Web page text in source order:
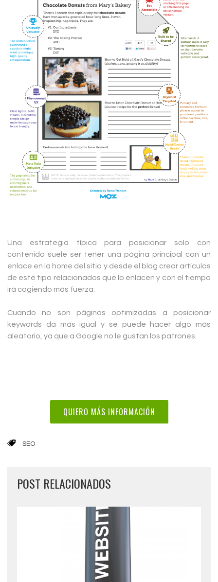
Una estrategia típica para posicionar solo con
contenido suele ser tener una página principal con un
enlace en la home del sitio y desde el blog crear artículos
de este tipo relacionados que lo enlacen y con el tiempo
irá cogiendo más fuerza.
Cuando no son páginas optimizadas a posicionar
keywords da más igual y se puede hacer algo más
aleatorio, ya que a Google no le gustan los patrones.
QUIERO MÁS INFORMACIÓN
SEO
POST RELACIONADOS